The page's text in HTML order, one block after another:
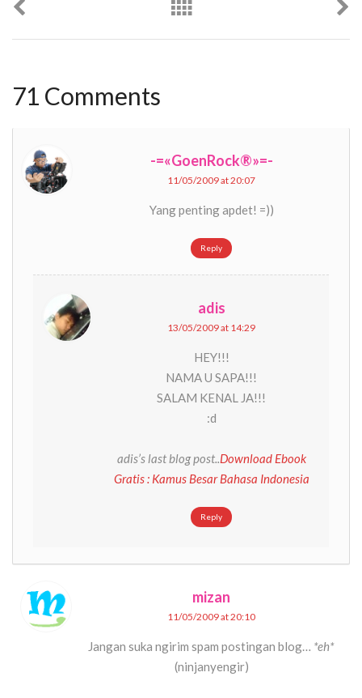
71 Comments
-=«GoenRock®»=-
11/05/2009 at 20:07
Yang penting apdet! =))
Reply
adis
13/05/2009 at 14:29
HEY!!!
NAMA U SAPA!!!
SALAM KENAL JA!!!
:d
adis’s last blog post..Download Ebook
Gratis : Kamus Besar Bahasa Indonesia
Reply
mizan
11/05/2009 at 20:10
Jangan suka ngirim spam postingan blog… *eh*
(ninjanyengir)